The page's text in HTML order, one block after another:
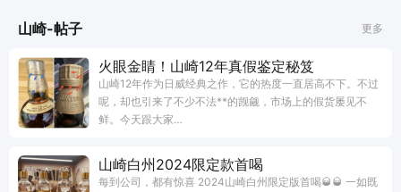
山崎-帖子 更多
火眼金睛！山崎12年真假鉴定秘笈
山崎12年作为日威经典之作，它的热度一直居高不下。不过
呢，却也引来了不少不法**的觊觎，市场上的假货屡见不
鲜。今天跟大家…
山崎白州2024限定款首喝
每到公司，都有惊喜 2024山崎白州限定版首喝🥃🥃 一如既